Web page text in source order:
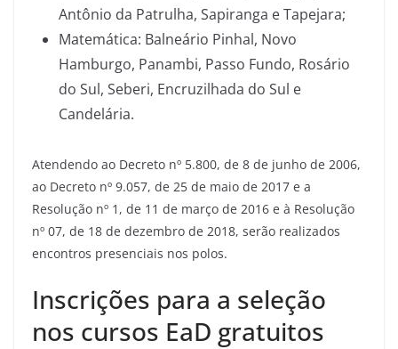
Antônio da Patrulha, Sapiranga e Tapejara;
Matemática: Balneário Pinhal, Novo
Hamburgo, Panambi, Passo Fundo, Rosário
do Sul, Seberi, Encruzilhada do Sul e
Candelária.
Atendendo ao Decreto nº 5.800, de 8 de junho de 2006,
ao Decreto nº 9.057, de 25 de maio de 2017 e a
Resolução nº 1, de 11 de março de 2016 e à Resolução
nº 07, de 18 de dezembro de 2018, serão realizados
encontros presenciais nos polos.
Inscrições para a seleção
nos cursos EaD gratuitos